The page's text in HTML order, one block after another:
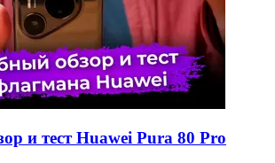
и тест Huawei Pura 80 Pro